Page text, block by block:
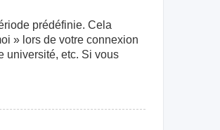
prédéfinie. Cela
» lors de votre connexion
université, etc. Si vous